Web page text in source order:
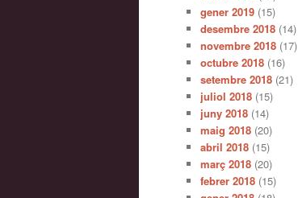
gener 2019 (15)
desembre 2018 (14)
novembre 2018 (17)
octubre 2018 (16)
setembre 2018 (21)
juliol 2018 (15)
juny 2018 (14)
maig 2018 (20)
abril 2018 (15)
març 2018 (20)
febrer 2018 (15)